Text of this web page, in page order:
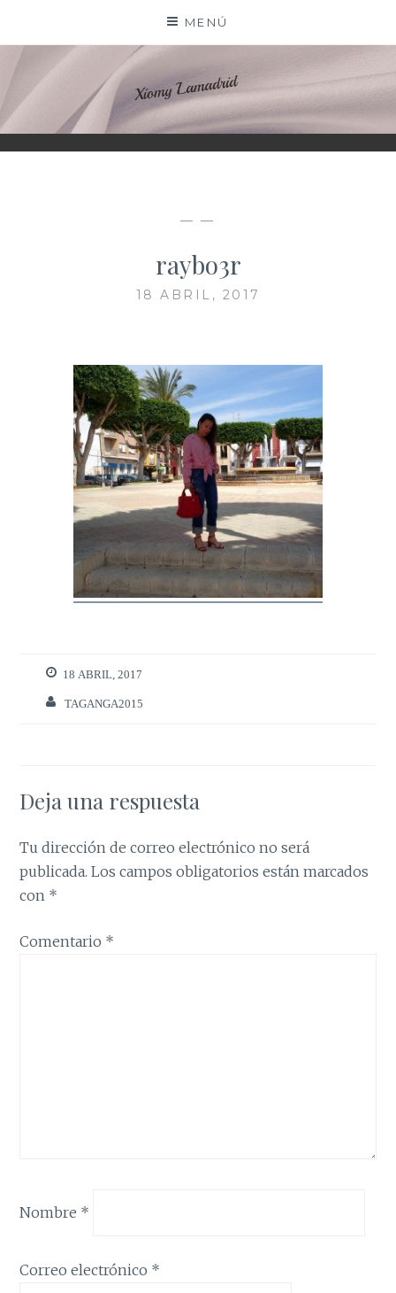
contenido
MENÚ
XIOMY LAMADRID
— —
raybo3r
18 ABRIL, 2017
18 ABRIL, 2017
TAGANGA2015
Deja una respuesta
Tu dirección de correo electrónico no será
publicada. Los campos obligatorios están marcados
con *
Comentario *
Nombre *
Correo electrónico *